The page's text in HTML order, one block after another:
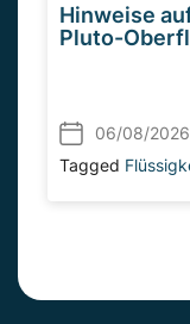
Hinweise
Pluto-
06/08/2026
Tagged